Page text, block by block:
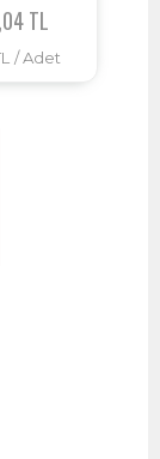
TL
/ Adet